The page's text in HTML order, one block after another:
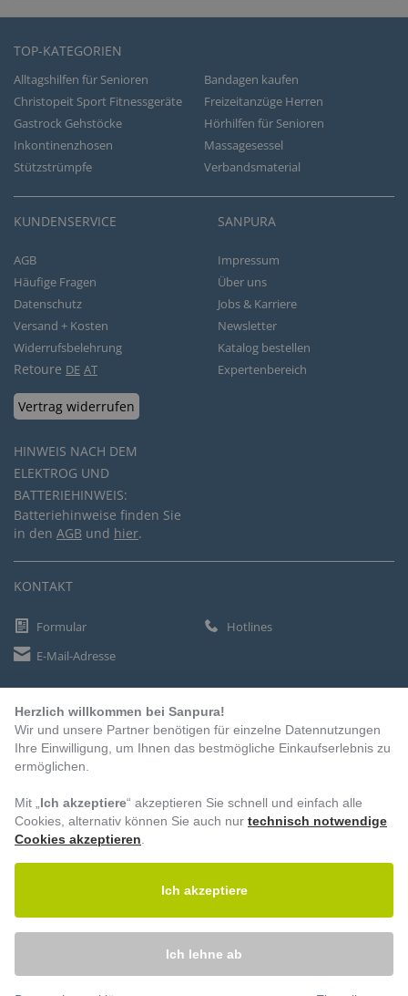
TOP-KATEGORIEN
Alltagshilfen für Senioren
Bandagen kaufen
Christopeit Sport Fitnessgeräte
Freizeitanzüge Herren
Gastrock Gehstöcke
Hörhilfen für Senioren
Inkontinenzhosen
Massagesessel
Stützstrümpfe
Verbandsmaterial
KUNDENSERVICE
AGB
Häufige Fragen
Datenschutz
Versand + Kosten
Widerrufsbelehrung
Retoure DE AT
Vertrag widerrufen
HINWEIS NACH DEM
ELEKTROG UND
BATTERIEHINWEIS:
Batteriehinweise finden Sie
in den AGB und hier.
SANPURA
Impressum
Über uns
Jobs & Karriere
Newsletter
Katalog bestellen
Expertenbereich
KONTAKT
Formular
Hotlines
E-Mail-Adresse
ZAHLUNGSARTEN
Vorkasse
BESUCHEN SIE UNS
Herzlich willkommen bei Sanpura!
Wir und unsere Partner benötigen für einzelne Datennutzungen
Ihre Einwilligung, um Ihnen das bestmögliche Einkaufserlebnis zu
ermöglichen.
Mit „ Ich akzeptiere“ akzeptieren Sie schnell und einfach alle
Cookies, alternativ können Sie auch nur technisch notwendige
Cookies akzeptieren
Ich akzeptiere
Ich lehne ab